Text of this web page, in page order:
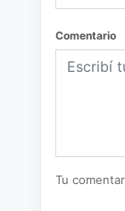
Comentario
Tu